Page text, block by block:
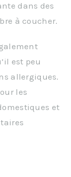
dans des
à coucher.
est peu
allergiques.
les
et